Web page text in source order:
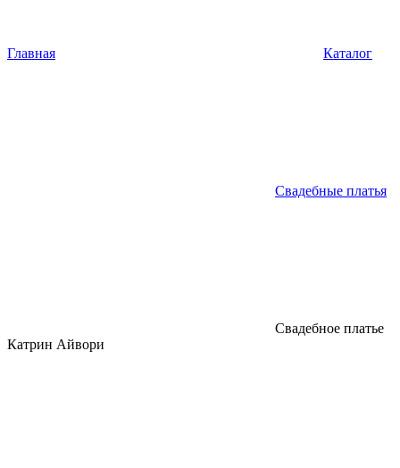
Главная Каталог
Свадебные платья
Свадебное платье
Катрин Айвори